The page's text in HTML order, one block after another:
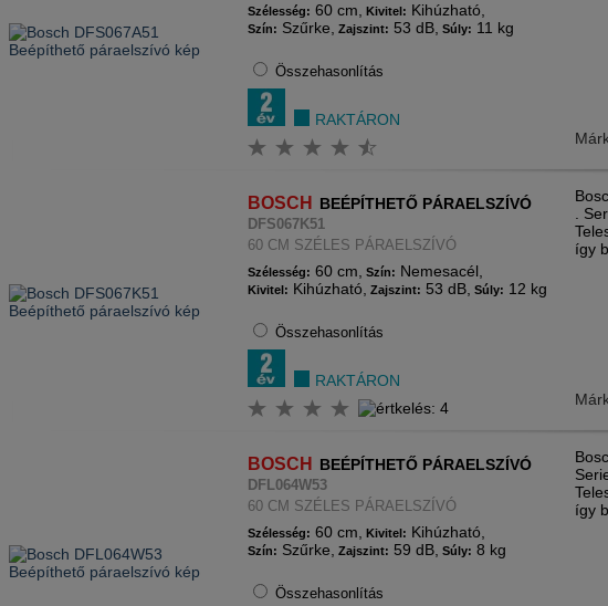
Szélesség: 60 cm, Kivitel: Kihúzható,
Szín: Szűrke, Zajszint: 53 dB, Súly: 11 kg
Összehasonlítás
RAKTÁRON
BOSCH BEÉPÍTHETŐ PÁRAELSZÍVÓ
DFS067K51
60 CM SZÉLES PÁRAELSZÍVÓ
Szélesség: 60 cm, Szín: Nemesacél,
Kivitel: Kihúzható, Zajszint: 53 dB, Súly: 12 kg
Összehasonlítás
RAKTÁRON
.
így
BOSCH BEÉPÍTHETŐ PÁRAELSZÍVÓ
DFL064W53
60 CM SZÉLES PÁRAELSZÍVÓ
Szélesség: 60 cm, Kivitel: Kihúzható,
Szín: Szűrke, Zajszint: 59 dB, Súly: 8 kg
Összehasonlítás
így